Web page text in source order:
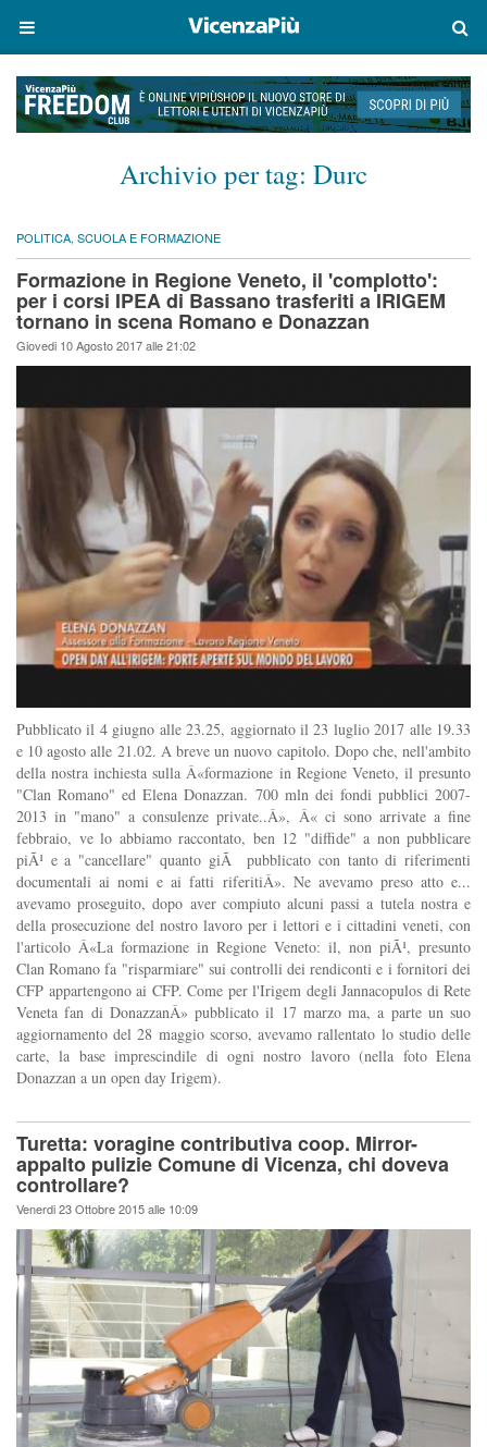
Archivio per tag: Durc
POLITICA, SCUOLA E FORMAZIONE
Formazione in Regione Veneto, il 'complotto':
per i corsi IPEA di Bassano trasferiti a IRIGEM
tornano in scena Romano e Donazzan
Giovedi 10 Agosto 2017 alle 21:02
Pubblicato il 4 giugno alle 23.25, aggiornato il 23 luglio 2017 alle 19.33
e 10 agosto alle 21.02. A breve un nuovo capitolo. Dopo che, nell'ambito
della nostra inchiesta sulla Â«formazione in Regione Veneto, il presunto
"Clan Romano" ed Elena Donazzan. 700 mln dei fondi pubblici 2007-
2013 in "mano" a consulenze private..Â», Â« ci sono arrivate a fine
febbraio, ve lo abbiamo raccontato, ben 12 "diffide" a non pubblicare
piÃ¹ e a "cancellare" quanto giÃ pubblicato con tanto di riferimenti
documentali ai nomi e ai fatti riferitiÂ». Ne avevamo preso atto e...
avevamo proseguito, dopo aver compiuto alcuni passi a tutela nostra e
della prosecuzione del nostro lavoro per i lettori e i cittadini veneti, con
l'articolo Â«La formazione in Regione Veneto: il, non piÃ¹, presunto
Clan Romano fa "risparmiare" sui controlli dei rendiconti e i fornitori dei
CFP appartengono ai CFP. Come per l'Irigem degli Jannacopulos di Rete
Veneta fan di DonazzanÂ» pubblicato il 17 marzo ma, a parte un suo
aggiornamento del 28 maggio scorso, avevamo rallentato lo studio delle
carte, la base imprescindile di ogni nostro lavoro (nella foto Elena
Donazzan a un open day Irigem).
Turetta: voragine contributiva coop. Mirror-
appalto pulizie Comune di Vicenza, chi doveva
controllare?
Venerdi 23 Ottobre 2015 alle 10:09